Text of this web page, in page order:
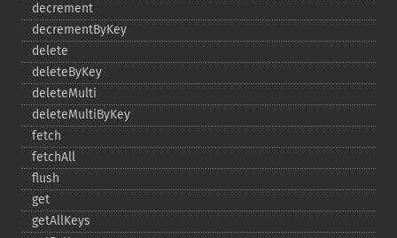
decrement
decrementByKey
delete
deleteByKey
deleteMulti
deleteMultiByKey
fetch
fetchAll
flush
get
getAllKeys